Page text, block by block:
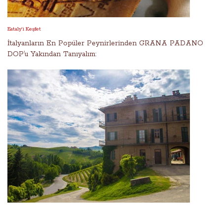
Eataly’i Keşfet
İtalyanların En Popüler Peynirlerinden GRANA PADANO
DOP’u Yakından Tanıyalım: